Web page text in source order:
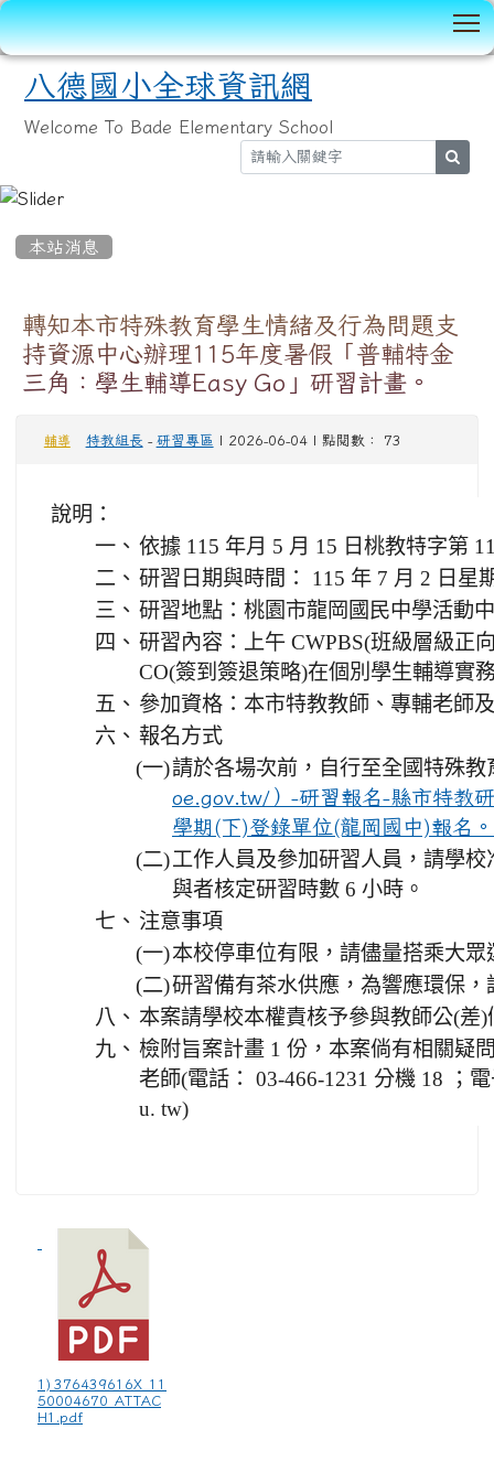
八德國小全球資訊網
Welcome To Bade Elementary School
本站消息
轉知本市特殊教育學生情緒及行為問題支
持資源中心辦理115年度暑假「普輔特金
三角：學生輔導Easy Go」研習計畫。
輔導 特教組長 - 研習專區 | 2026-06-04 | 點閱數： 73
說明：
一、 依據 115 年月 5 月 15 日桃教特字第
二、 研習日期與時間： 115 年 7 月 2 日星
三、 研習地點：桃園市龍岡國民中學活動
四、 研習內容：上午 CWPBS(班級層級正
CO(簽到簽退策略)在個別學生輔導實
五、 參加資格：本市特教教師、專輔老師
六、 報名方式
(一)請於各場次前，自行至全國特殊
oe.gov.tw/）-研習報名-縣市特教
學期(下)登錄單位(龍岡國中)報名。
(二)工作人員及參加研習人員，請學
與者核定研習時數 6 小時。
七、 注意事項
(一)本校停車位有限，請儘量搭乘大
(二)研習備有茶水供應，為響應環保
八、 本案請學校本權責核予參與教師公(差)
九、 檢附旨案計畫 1 份，本案倘有相關疑
老師(電話： 03-466-1231 分機 18 ；
u. tw)
1) 376439616X_11
50004670_ATTAC
H1.pdf